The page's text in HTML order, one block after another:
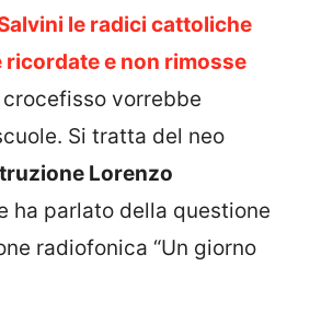
le radici cattoliche
ricordate e non rimosse
vorrebbe
Si tratta del neo
Lorenzo
ha parlato della questione
radiofonica “Un giorno